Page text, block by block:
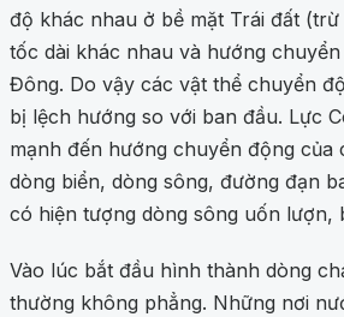
độ khác nhau ở bề mặt Trái đất
tốc dài khác nhau và hướng
Đông. Do vậy các vật thể chuyển
bị lệch hướng so với ban đầu. Lực
mạnh đến hướng chuyển động của
dòng biển, dòng sông, đường đạn
có hiện tượng dòng sông uốn lượn,
Vào lúc bắt đầu hình thành dòng
thường không phẳng. Những nơi